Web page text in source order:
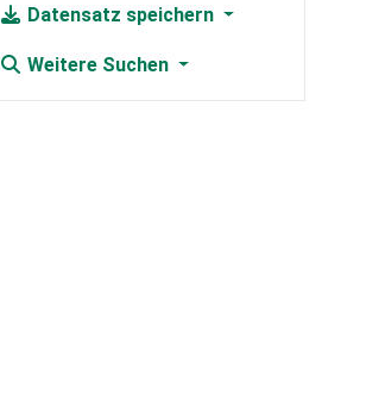
Datensatz speichern
Weitere Suchen